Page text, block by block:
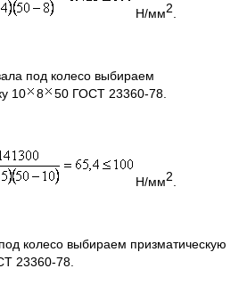
Н/мм2
под колесо выбираем
10
8 50 ГОСТ 23360-78.
Н/мм2
колесо выбираем призматическую
23360-78.